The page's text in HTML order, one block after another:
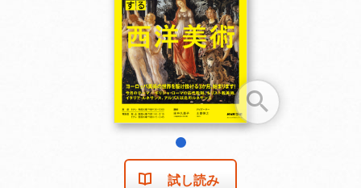
試し読み